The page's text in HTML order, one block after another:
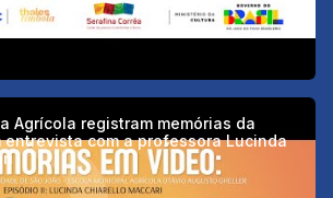
Agrícola registram memórias da
entrevista com a professora Lucinda